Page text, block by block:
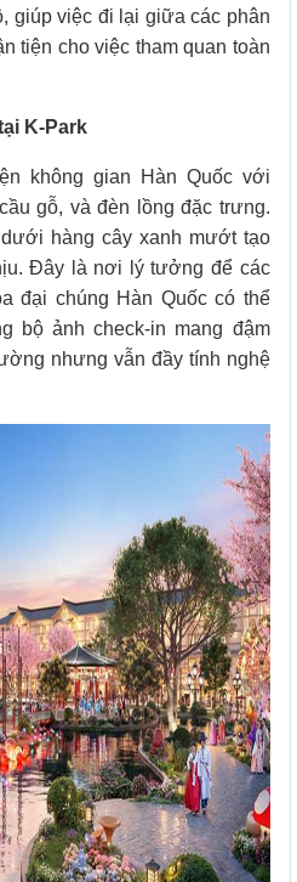
giúp việc đi lại giữa các phân
tiện cho việc tham quan toàn
K-Park
không gian Hàn Quốc với
gỗ, và đèn lồng đặc trưng.
hàng cây xanh mướt tạo
Đây là nơi lý tưởng để các
đại chúng Hàn Quốc có thể
bộ ảnh check-in mang đậm
nhưng vẫn đầy tính nghệ